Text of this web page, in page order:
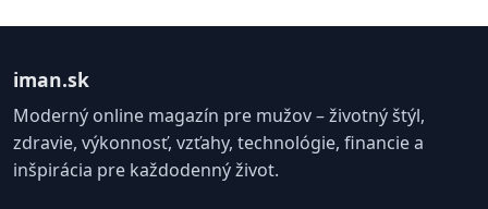
iman.sk
Moderný online magazín pre mužov – životný štýl,
zdravie, výkonnosť, vzťahy, technológie, financie a
inšpirácia pre každodenný život.